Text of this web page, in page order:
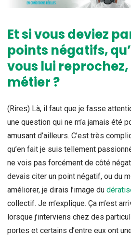
Et si vous deviez
points négatifs,
vous lui
métier ?
(Rires) Là, il faut que je fasse
une question qui ne m’a jamais été
amusant d’ailleurs. C’est très
qu’en fait je suis tellement
ne vois pas forcément de côté
devais citer un point négatif, ou du
améliorer, je dirais l’image du
collectif. Je m’explique. Ça m’est
lorsque j’interviens chez des
portes et certains d’entre eux ont